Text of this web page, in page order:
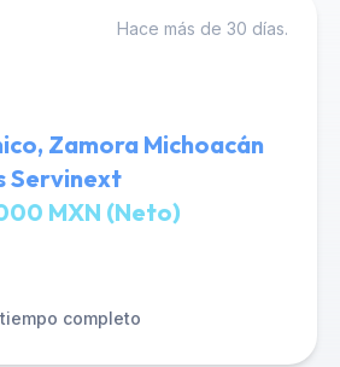
Hace más de 30 días.
Zamora Michoacán
Servinext
MXN (Neto)
completo